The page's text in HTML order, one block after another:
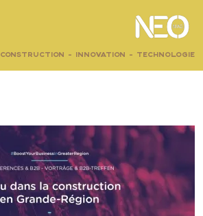
CONSTRUCTION - INNOVATION - TECHNOLOGIE